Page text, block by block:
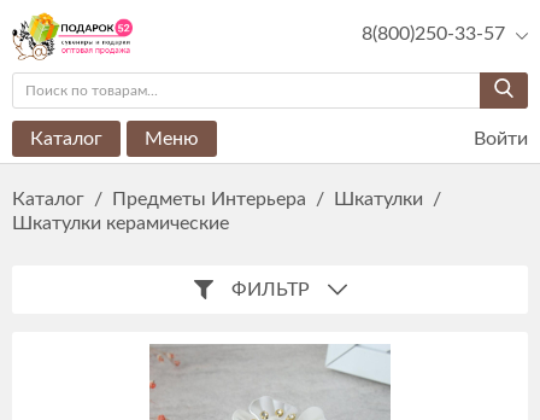
8(800)250-33-57
Каталог Меню Войти
Каталог / Предметы Интерьера / Шкатулки
/
Шкатулки керамические
ФИЛЬТР